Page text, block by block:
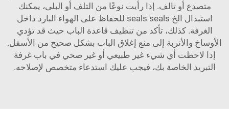
تالف. إذا رأيت نوعًا من التلف أو البلى، يمكنك
استبدال الخ seals seals للحفاظ على الهواء البارد داخل
كذلك، تأكد من تنظيف قاعدة الباب حيث قد تؤدي
إلى منع إغلاق الباب بشكل صحيح من الأسفل.
أي شيء غير طبيعي أو غير صحي في باب غرفة
الخاصة بك، فيجب عليك استدعاء متخصص لإصلاحه.